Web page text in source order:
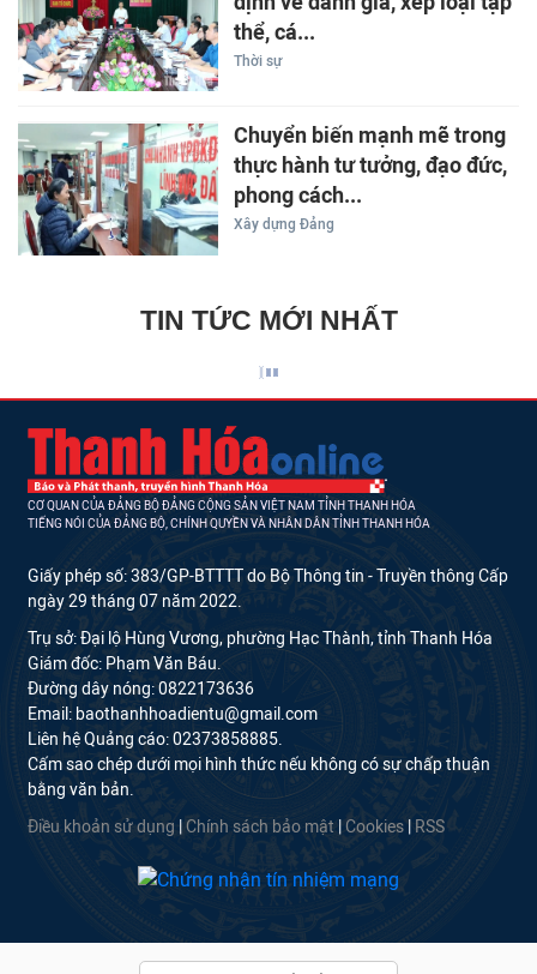
thể, cá...
Thời sự
Chuyển biến mạnh mẽ trong
thực hành tư tưởng, đạo đức,
phong cách...
Xây dựng Đảng
TIN TỨC MỚI NHẤT
CƠ QUAN CỦA ĐẢNG BỘ ĐẢNG CỘNG SẢN VIỆT NAM TỈNH THANH HÓA
TIẾNG NÓI CỦA ĐẢNG BỘ, CHÍNH QUYỀN VÀ NHÂN DÂN TỈNH THANH HÓA
Giấy phép số: 383/GP-BTTTT do Bộ Thông tin - Truyền thông Cấp
ngày 29 tháng 07 năm 2022.
Trụ sở: Đại lộ Hùng Vương, phường Hạc Thành, tỉnh Thanh Hóa
Giám đốc: Phạm Văn Báu.
Đường dây nóng: 0822173636
Email: baothanhhoadientu@gmail.com
Liên hệ Quảng cáo: 02373858885.
Cấm sao chép dưới mọi hình thức nếu không có sự chấp thuận
bằng văn bản.
Điều khoản sử dụng Chính sách bảo mật Cookies RSS